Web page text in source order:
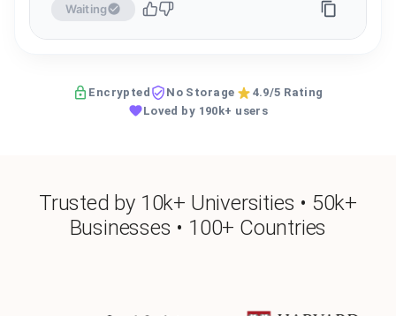
Waiting
Encrypted No Storage
4.9/5 Rating
Loved by 190k+ users
Trusted by 10k+ Universities • 50k+
Businesses • 100+ Countries